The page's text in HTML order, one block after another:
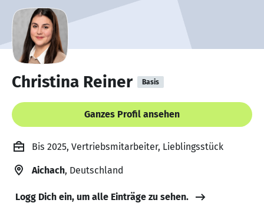
Christina Reiner Basis
Ganzes Profil ansehen
Bis 2025, Vertriebsmitarbeiter, Lieblingsstück
Aichach, Deutschland
Logg Dich ein, um alle Einträge zu sehen.